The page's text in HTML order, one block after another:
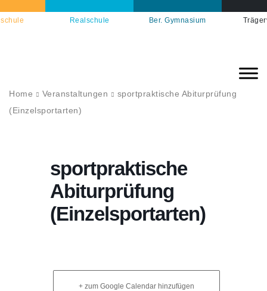
Realschule Ber. Gymnasium
Home Veranstaltungen
sportpraktische Abiturprüfung
(Einzelsportarten)
sportpraktische
Abiturprüfung
(Einzelsportarten)
+ zum Google Calendar hinzufügen